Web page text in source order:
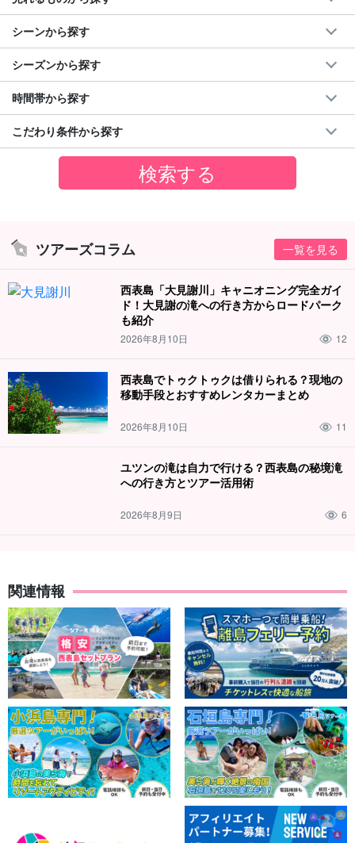
シーンから探す
シーズンから探す
時間帯から探す
こだわり条件から探す
ツアーズコラム 一覧を見る
西表島「大見謝川」キャニオニング完全ガイ
ド！大見謝の滝への行き方からロードパーク
も紹介
2026年8月10日 12
西表島でトゥクトゥクは借りられる？現地の
移動手段とおすすめレンタカーまとめ
2026年8月10日 11
ユツンの滝は自力で行ける？西表島の秘境滝
への行き方とツアー活用術
2026年8月9日 6
関連情報